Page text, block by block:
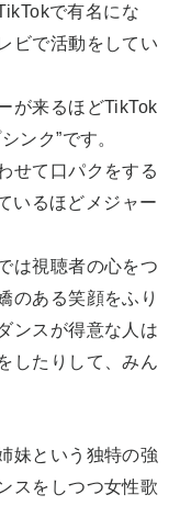
で有名にな
ビで活動をしてい
が来るほどTikTok
ンク”です。
せて口パクをする
いるほどメジャー
は視聴者の心をつ
のある笑顔をふり
ンスが得意な人は
したりして、みん
妹という独特の強
スをしつつ女性歌